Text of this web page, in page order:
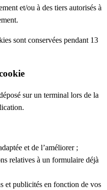
et/ou à des tiers autorisés à
sont conservées pendant 13
sur un terminal lors de la
et de l’améliorer ;
relatives à un formulaire déjà
et publicités en fonction de vos